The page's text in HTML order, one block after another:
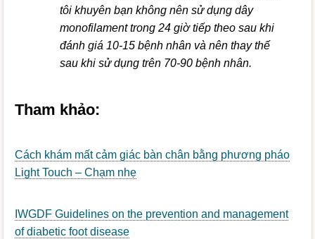
tôi khuyên bạn không nên sử dụng dây
monofilament trong 24 giờ tiếp theo sau khi
đánh giá 10-15 bệnh nhân và nên thay thế
sau khi sử dụng trên 70-90 bệnh nhân.
Tham khảo:
Cách khám mất cảm giác bàn chân bằng phương pháo
Light Touch – Chạm nhẹ
IWGDF Guidelines on the prevention and management
of diabetic foot disease